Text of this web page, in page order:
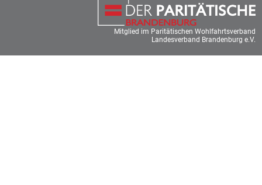
Mitglied im Paritätischen Wohlfahrtsverband
Landesverband Brandenburg e.V.